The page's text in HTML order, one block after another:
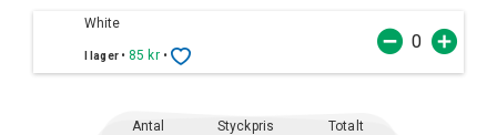
White
I lager •85 kr •
Antal Styckpris Totalt